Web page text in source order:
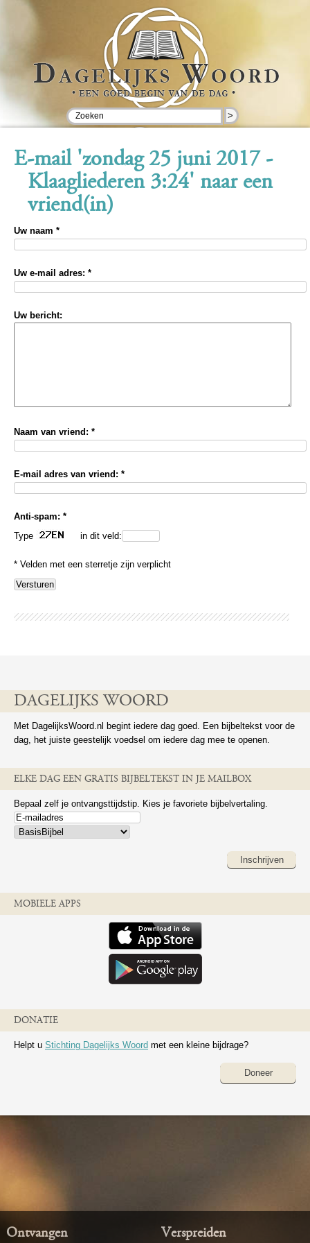
>
E-mail 'zondag 25 juni 2017 -
Klaagliederen 3:24' naar een
vriend(in)
Uw naam *
Uw e-mail adres: *
Uw bericht:
Naam van vriend: *
E-mail adres van vriend: *
Anti-spam: *
Type
in dit veld:
* Velden met een sterretje zijn verplicht
DAGELIJKS WOORD
Met DagelijksWoord.nl begint iedere dag goed. Een bijbeltekst voor de
dag, het juiste geestelijk voedsel om iedere dag mee te openen.
ELKE DAG EEN GRATIS BIJBELTEKST IN JE MAILBOX
Bepaal zelf je ontvangsttijdstip. Kies je favoriete bijbelvertaling.
Inschrijven
MOBIELE APPS
DONATIE
Helpt u Stichting Dagelijks Woord met een kleine bijdrage?
Doneer
Ontvangen Verspreiden